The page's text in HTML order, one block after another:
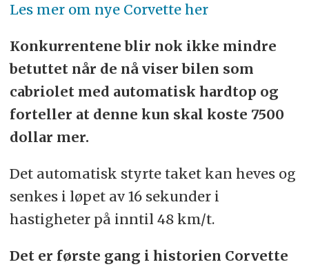
Les mer om nye Corvette her
Konkurrentene blir nok ikke mindre
betuttet når de nå viser bilen som
cabriolet med automatisk hardtop og
forteller at denne kun skal koste 7500
dollar mer.
Det automatisk styrte taket kan heves og
senkes i løpet av 16 sekunder i
hastigheter på inntil 48 km/t.
Det er første gang i historien Corvette